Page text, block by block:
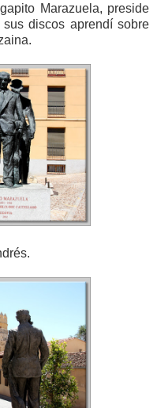
Marazuela, preside
discos aprendí sobre